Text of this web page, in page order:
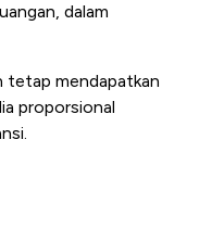
dalam
tetap mendapatkan
proporsional